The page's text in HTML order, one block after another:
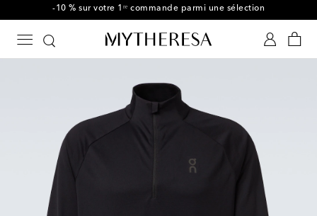
-10 % sur votre 1ʳᵉ commande parmi une sélection